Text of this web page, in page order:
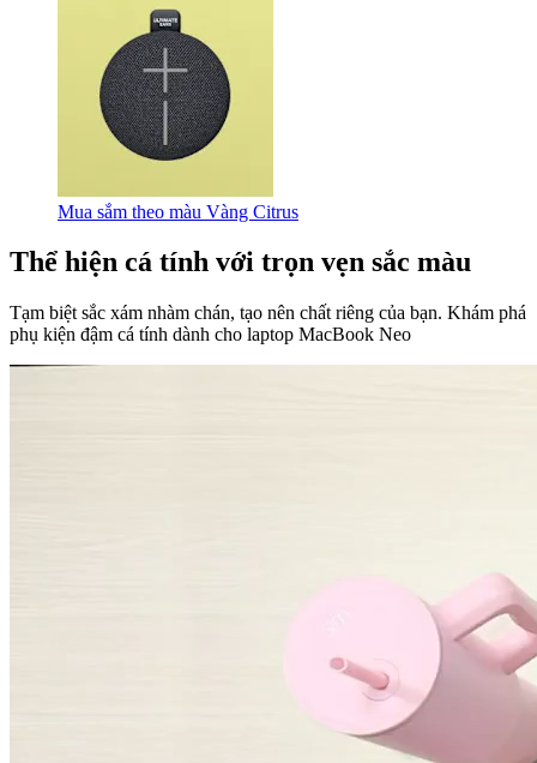
Mua sắm theo màu Vàng Citrus
Thể hiện cá tính với trọn vẹn sắc màu
Tạm biệt sắc xám nhàm chán, tạo nên chất riêng của bạn. Khám phá
phụ kiện đậm cá tính dành cho laptop MacBook Neo